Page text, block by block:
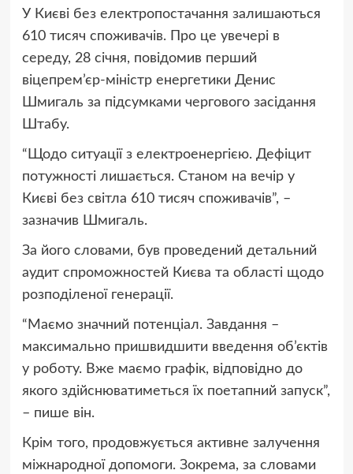
У Києві без електропостачання залишаються
610 тисяч споживачів. Про це увечері в
середу, 28 січня, повідомив перший
віцепрем’єр-міністр енергетики Денис
Шмигаль за підсумками чергового засідання
Штабу.
“Щодо ситуації з електроенергією. Дефіцит
потужності лишається. Станом на вечір у
Києві без світла 610 тисяч споживачів”, –
зазначив Шмигаль.
За його словами, був проведений детальний
аудит спроможностей Києва та області щодо
розподіленої генерації.
“Маємо значний потенціал. Завдання –
максимально пришвидшити введення об’єктів
у роботу. Вже маємо графік, відповідно до
якого здійснюватиметься їх поетапний запуск”,
– пише він.
Крім того, продовжується активне залучення
міжнародної допомоги. Зокрема, за словами